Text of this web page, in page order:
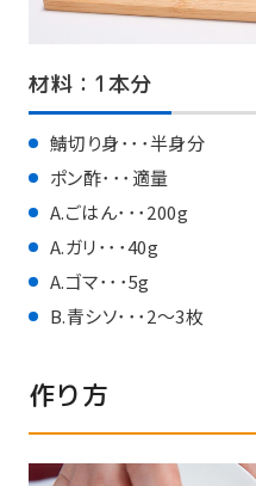
材料：1本分
鯖切り身･･･半身分
ポン酢･･･適量
A.ごはん･･･200g
A.ガリ･･･40g
A.ゴマ･･･5g
B.青シソ･･･2～3枚
作り方